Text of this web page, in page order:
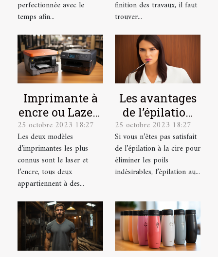
perfectionnée avec le
temps afin...
finition des travaux, il faut
trouver...
Imprimante à
encre ou Lazer :
laquelle
choisir ?
25 octobre 2023 18:27
Les deux modèles
d’imprimantes les plus
connus sont le laser et
l’encre, tous deux
appartiennent à des...
Les avantages
de l’épilation
au laser et
comment se
préparer pour ?
25 octobre 2023 18:27
Si vous n’êtes pas satisfait
de l’épilation à la cire pour
éliminer les poils
indésirables, l’épilation au...